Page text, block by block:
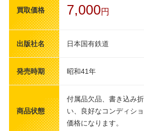
買取価格 7,000 円
出版社名 日本国有鉄道
発売時期 昭和41年
商品状態
付属品欠品、書き込み
い、良好なコンディシ
価格になります。